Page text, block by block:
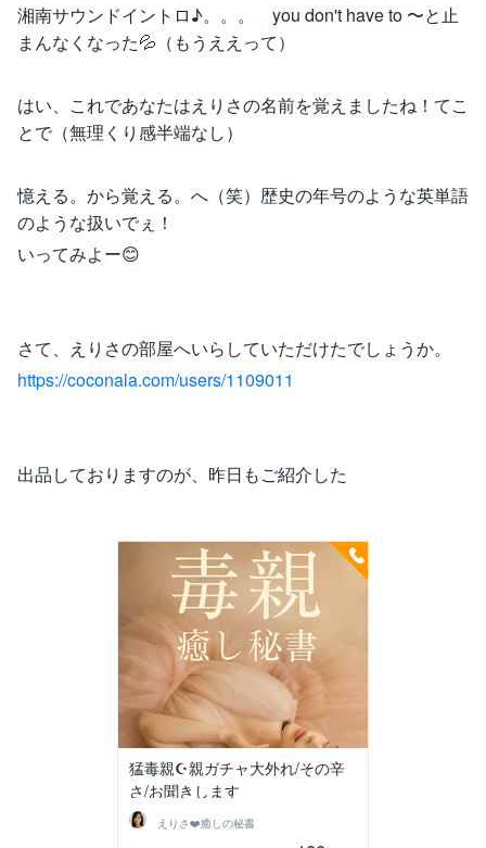
湘南サウンドイントロ♪。。。 you don't have to 〜と止
まんなくなった💦（もうええって）
はい、これであなたはえりさの名前を覚えましたね！てこ
とで（無理くり感半端なし）
憶える。から覚える。へ（笑）歴史の年号のような英単語
のような扱いでぇ！
いってみよー😊
さて、えりさの部屋へいらしていただけたでしょうか。
https://coconala.com/users/1109011
出品しておりますのが、昨日もご紹介した
猛毒親☪️親ガチャ大外れ/その辛
さ/お聞きします
えりさ❤️癒しの秘書